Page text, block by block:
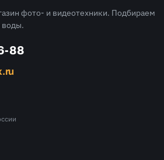
фото- и видеотехники. Подбираем
воды.
88